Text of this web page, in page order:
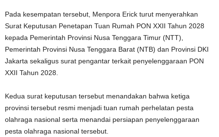
Pada kesempatan tersebut, Menpora Erick turut menyerahkan
Surat Keputusan Penetapan Tuan Rumah PON XXII Tahun 2028
kepada Pemerintah Provinsi Nusa Tenggara Timur (NTT),
Pemerintah Provinsi Nusa Tenggara Barat (NTB) dan Provinsi DKI
Jakarta sekaligus surat pengantar terkait penyelenggaraan PON
XXII Tahun 2028.
Kedua surat keputusan tersebut menandakan bahwa ketiga
provinsi tersebut resmi menjadi tuan rumah perhelatan pesta
olahraga nasional serta menandai persiapan penyelenggaraan
pesta olahraga nasional tersebut.